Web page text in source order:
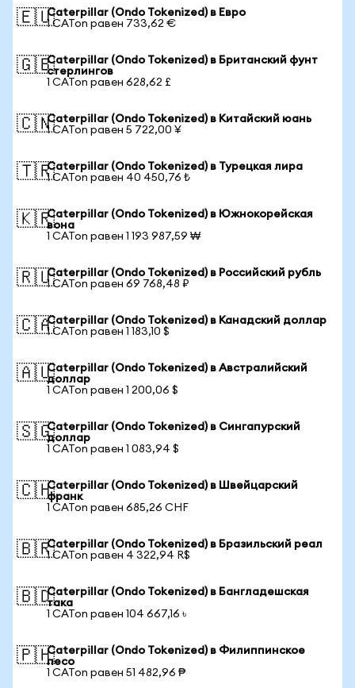
🇪🇺Caterpillar (Ondo Tokenized) в Евро
1 CATon равен 733,62 €
🇬🇧Caterpillar (Ondo Tokenized) в Британский фунт
стерлингов
1 CATon равен 628,62 £
🇨🇳Caterpillar (Ondo Tokenized) в Китайский юань
1 CATon равен 5 722,00 ¥
🇹🇷Caterpillar (Ondo Tokenized) в Турецкая лира
1 CATon равен 40 450,76 ₺
🇰🇷Caterpillar (Ondo Tokenized) в Южнокорейская
вона
1 CATon равен 1 193 987,59 ₩
🇷🇺Caterpillar (Ondo Tokenized) в Российский рубль
1 CATon равен 69 768,48 ₽
🇨🇦Caterpillar (Ondo Tokenized) в Канадский доллар
1 CATon равен 1 183,10 $
🇦🇺Caterpillar (Ondo Tokenized) в Австралийский
доллар
1 CATon равен 1 200,06 $
🇸🇬Caterpillar (Ondo Tokenized) в Сингапурский
доллар
1 CATon равен 1 083,94 $
🇨🇭Caterpillar (Ondo Tokenized) в Швейцарский
франк
1 CATon равен 685,26 CHF
🇧🇷Caterpillar (Ondo Tokenized) в Бразильский реал
1 CATon равен 4 322,94 R$
🇧🇩Caterpillar (Ondo Tokenized) в Бангладешская
така
1 CATon равен 104 667,16 ৳
🇵🇭Caterpillar (Ondo Tokenized) в Филиппинское
песо
1 CATon равен 51 482,96 ₱